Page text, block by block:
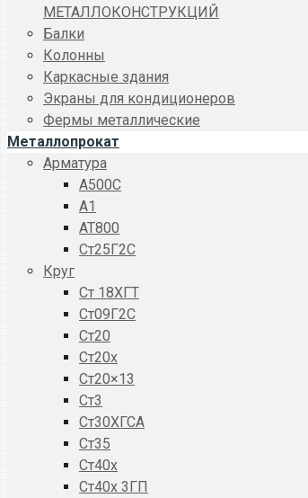
МЕТАЛЛОКОНСТРУКЦИЙ
Балки
Колонны
Каркасные здания
Экраны для кондиционеров
Фермы металлические
Металлопрокат
Арматура
A500C
А1
АТ800
Ст25Г2С
Круг
Ст 18ХГТ
Ст09Г2С
Ст20
Ст20x
Ст20×13
Ст3
Ст30ХГСА
Ст35
Ст40х
Ст40х 3ГП